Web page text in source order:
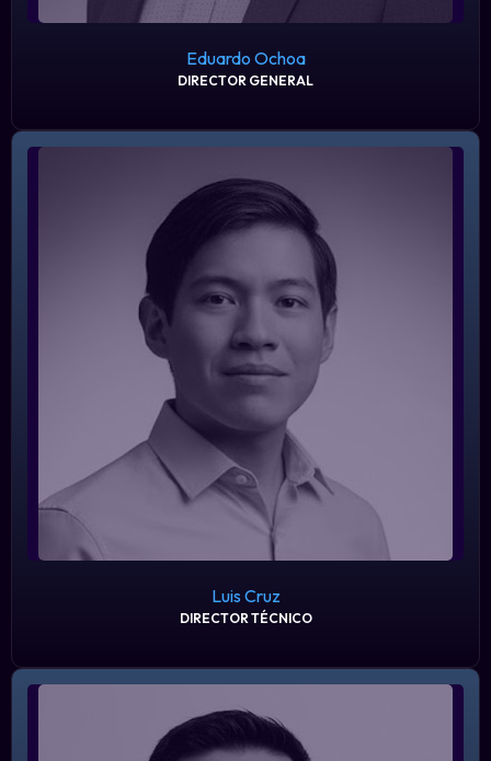
Eduardo Ochoa
DIRECTOR GENERAL
Luis Cruz
DIRECTOR TÉCNICO